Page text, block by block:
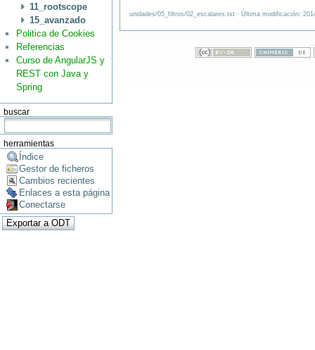
11_rootscope
15_avanzado
Politica de Cookies
Referencias
Curso de AngularJS y
REST con Java y
Spring
buscar
herramientas
Índice
Gestor de ficheros
Cambios recientes
Enlaces a esta página
Conectarse
unidades/05_filtros/02_escalares.txt · Última modificación: